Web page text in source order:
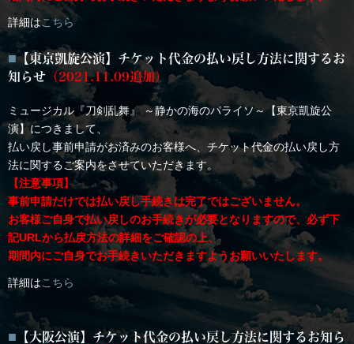
詳細はこちら
【東京凱旋公演】チケット代金の払い戻し方法に関するお
知らせ （2021.11.09追加）​
ミュージカル『刀剣乱舞』 ～静かの海のパライソ～【東京凱旋公
演】につきまして、
払い戻し事前申請がお済みのお客様へ、チケット代金の払い戻し方
法に関するご案内をさせていただきます。
【注意事項】
事前申請だけでは払い戻し手続きは完了ではございません。
お客様ご自身で払い戻しのお手続きが必要となりますので、必ず下
記URLから払戻方法の詳細をご確認の上、
期間内にご自身でお手続きいただきますようお願いいたします。
詳細はこちら
【大阪公演】チケット代金の払い戻し方法に関するお知ら